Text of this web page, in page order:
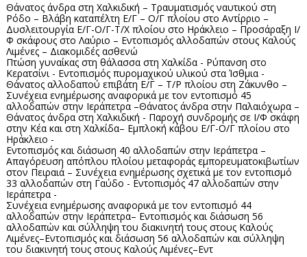
Θάνατος άνδρα στη Χαλκιδική – Τραυματισμός ναυτικού στη
Ρόδο – Βλάβη καταπέλτη Ε/Γ – Ο/Γ πλοίου στο Αντίρριο –
Δυσλειτουργία Ε/Γ-Ο/Γ-Τ/Χ πλοίου στο Ηράκλειο – Προσάραξη Ι/
Φ σκάφους στο Λαύριο – Εντοπισμός αλλοδαπών στους Καλούς
Λιμένες – Διακομιδές ασθενώ
Πτώση γυναίκας στη θάλασσα στη Χαλκίδα - Ρύπανση στο
Κερατσίνι - Εντοπισμός πυρομαχικού υλικού στα Ίσθμια -
Θάνατος αλλοδαπού επιβάτη Ε/Γ – Τ/Ρ πλοίου στη Ζάκυνθο –
Συνέχεια ενημέρωσης αναφορικά με τον εντοπισμό 45
αλλοδαπών στην Ιεράπετρα –Θάνατος άνδρα στην Παλαιόχωρα –
Θάνατος άνδρα στη Χαλκιδική - Παροχή συνδρομής σε Ι/Φ σκάφη
στην Κέα και στη Χαλκίδα– Εμπλοκή κάβου Ε/Γ-Ο/Γ πλοίου στο
Ηράκλειο -
Εντοπισμός και διάσωση 40 αλλοδαπών στην Ιεράπετρα –
Απαγόρευση απόπλου πλοίου μεταφοράς εμπορευματοκιβωτίων
στον Πειραιά – Συνέχεια ενημέρωσης σχετικά με τον εντοπισμό
33 αλλοδαπών στη Γαύδο - Εντοπισμός 47 αλλοδαπών στην
Ιεράπετρα -
Συνέχεια ενημέρωσης αναφορικά με τον εντοπισμό 44
αλλοδαπών στην Ιεράπετρα– Εντοπισμός και διάσωση 56
αλλοδαπών και σύλληψη του διακινητή τους στους Καλούς
Λιμένες–Εντοπισμός και διάσωση 56 αλλοδαπών και σύλληψη
του διακινητή τους στους Καλούς Λιμένες–Εντ